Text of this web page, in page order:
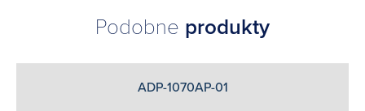
Podobne produkty
ADP-1070AP-01